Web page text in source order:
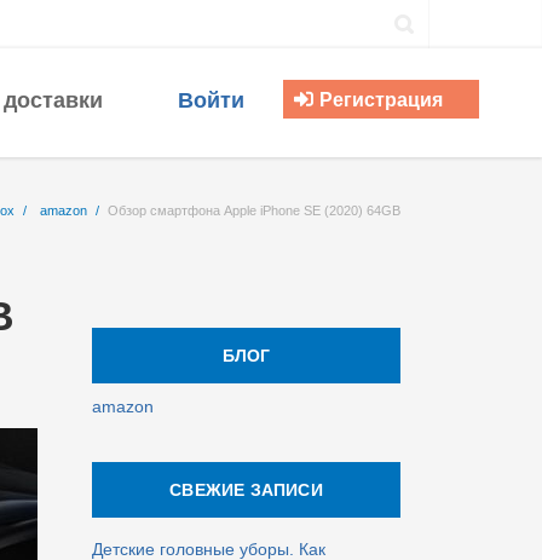
Войти Регистрация
/ amazon / Обзор смартфона Apple iPhone SE (2020) 64GB
БЛОГ
amazon
СВЕЖИЕ ЗАПИСИ
Детские головные уборы. Как